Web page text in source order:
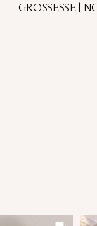
GROSSESSE |